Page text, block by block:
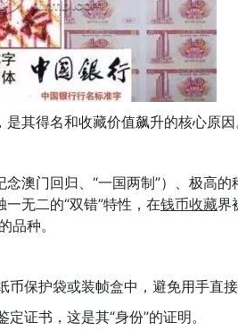
其得名和收藏价值飙升的核心原
澳门回归、“一国两制”）、极高的
无二的“双错”特性，在钱币收藏界
品种。
币保护袋或装帧盒中，避免用手直
定证书，这是其“身份”的证明。